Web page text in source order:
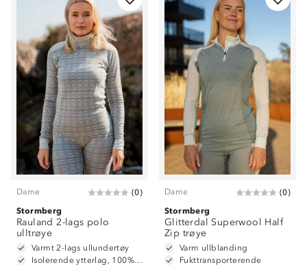
Dame (0)
Stormberg
Rauland 2-lags polo
ulltrøye
Varmt 2-lags ullundertøy
Isolerende ytterlag, 100% merinoull
Dame (0)
Stormberg
Glitterdal Superwool Half
Zip trøye
Varm ullblanding
Fukttransporterende